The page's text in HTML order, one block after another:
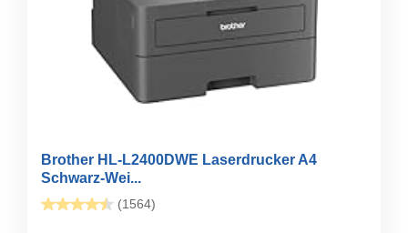
Brother HL-L2400DWE Laserdrucker A4
Schwarz-Wei...
(1564)